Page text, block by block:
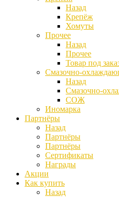
Назад
Крепёж
Хомуты
Прочее
Назад
Прочее
Товар под
Смазочно-
Назад
Смазочно-
СОЖ
Иномарка
Партнёры
Назад
Партнёры
Партнёры
Сертификаты
Награды
Акции
Как купить
Назад